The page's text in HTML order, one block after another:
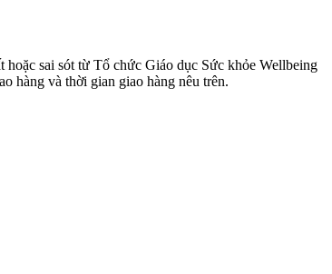
sai sót từ Tổ chức Giáo dục Sức khỏe Wellbeing
hàng và thời gian giao hàng nêu trên.